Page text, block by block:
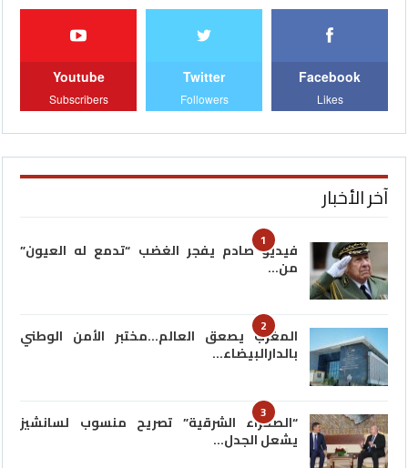
Facebook
Likes
Twitter
Followers
Youtube
Subscribers
آخر الأخبار
1
فيديو صادم يفجر الغضب “تدمع له العيون”
من…
2
المغرب يصعق العالم…مختبر الأمن الوطني
بالدارالبيضاء…
3
“الصحراء الشرقية” تصريح منسوب لسانشيز
يشعل الجدل…